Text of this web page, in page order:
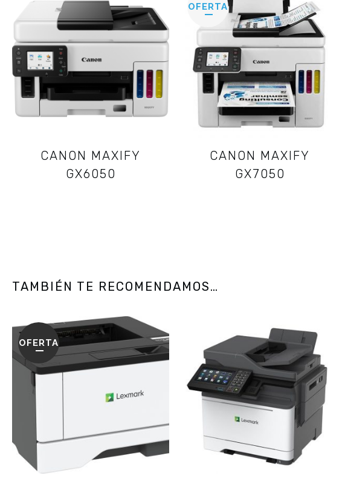
CANON MAXIFY
GX6050
OFERTA
CANON MAXIFY
GX7050
TAMBIÉN TE RECOMENDAMOS…
OFERTA